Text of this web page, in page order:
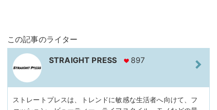
この記事のライター
STRAIGHT PRESS 897
ストレートプレスは、トレンドに敏感な生活者へ向けて、フ